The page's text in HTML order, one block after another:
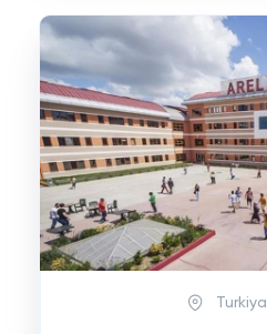
Turkiya